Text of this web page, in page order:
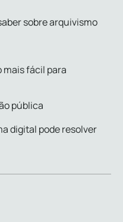
sobre arquivismo
mais fácil para
pública
digital pode resolver